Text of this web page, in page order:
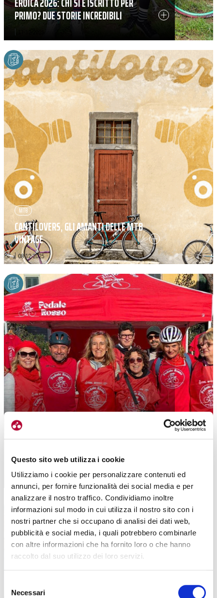
Questo sito web utilizza i cookie
Utilizziamo i cookie per personalizzare contenuti ed
annunci, per fornire funzionalità dei social media e per
analizzare il nostro traffico. Condividiamo inoltre
informazioni sul modo in cui utilizza il nostro sito con i
nostri partner che si occupano di analisi dei dati web,
pubblicità e social media, i quali potrebbero combinarle
con altre informazioni che ha fornito loro o che hanno
raccolto dal suo utilizzo dei loro servizi.
delNecessari
PRIMO? DUE STORIE INCREDIBILI
|
CANTILOVERS, GLI AMANTI DELLE MTB
VINTAGE
|08-12-2025
MTB
PER AIUTARE LE DONNE
|